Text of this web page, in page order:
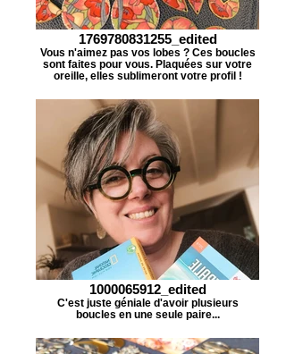
1769780831255_edited
Vous n'aimez pas vos lobes ? Ces boucles
sont faites pour vous. Plaquées sur votre
oreille, elles sublimeront votre profil !
1000065912_edited
C'est juste géniale d'avoir plusieurs
boucles en une seule paire...